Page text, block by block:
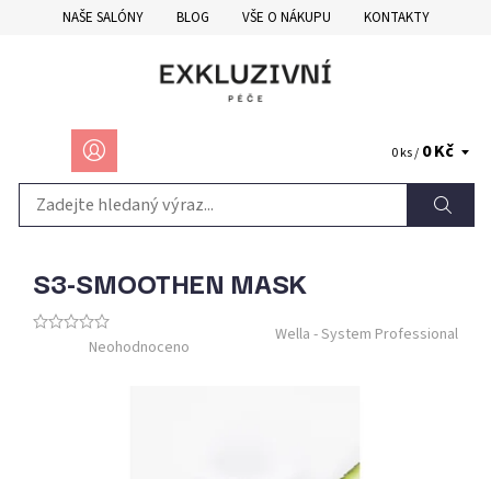
NAŠE SALÓNY BLOG VŠE O NÁKUPU KONTAKTY
0 ks / 0 Kč
S3-SMOOTHEN MASK
Neohodnoceno
Wella - System Professional